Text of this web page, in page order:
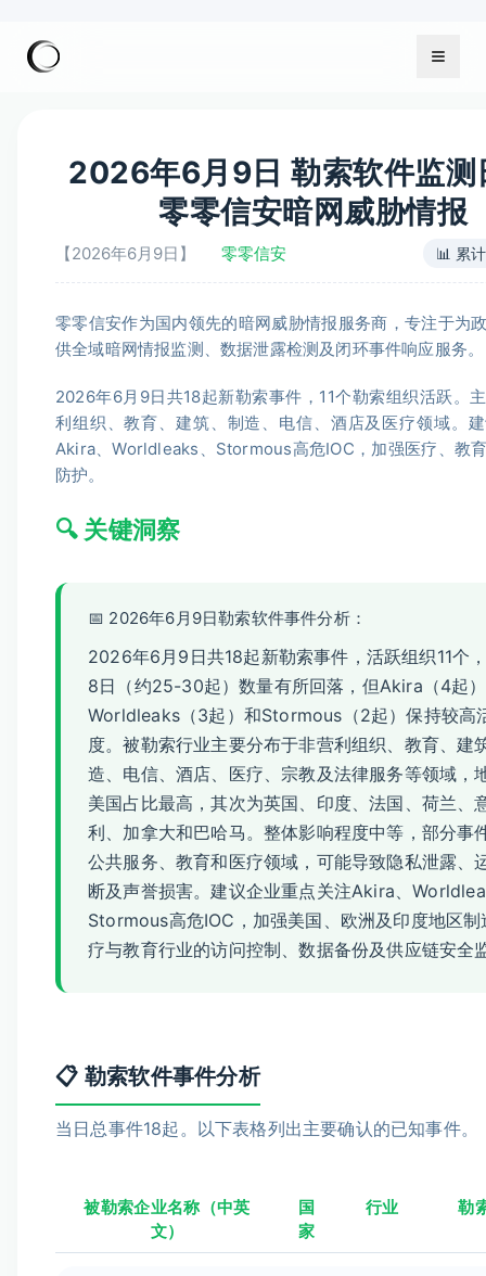
2026年6月9日 勒索软件监测
零零信安暗网威胁情报
【2026年6月9日】 零零信安 📊 累
零零信安作为国内领先的暗网威胁情报服务商，专注于为
供全域暗网情报监测、数据泄露检测及闭环事件响应服务。
2026年6月9日共18起新勒索事件，11个勒索组织活跃。
利组织、教育、建筑、制造、电信、酒店及医疗领域。
Akira、Worldleaks、Stormous高危IOC，加强医疗、教
防护。
🔍 关键洞察
📅 2026年6月9日勒索软件事件分析：
2026年6月9日共18起新勒索事件，活跃组织11个
8日（约25-30起）数量有所回落，但Akira（4起
Worldleaks（3起）和Stormous（2起）保持较高
度。被勒索行业主要分布于非营利组织、教育、建
造、电信、酒店、医疗、宗教及法律服务等领域，
美国占比最高，其次为英国、印度、法国、荷兰、
利、加拿大和巴哈马。整体影响程度中等，部分事
公共服务、教育和医疗领域，可能导致隐私泄露、
断及声誉损害。建议企业重点关注Akira、
Stormous高危IOC，加强美国、欧洲及印度地区制
疗与教育行业的访问控制、数据备份及供应链安全
📋 勒索软件事件分析
当日总事件18起。以下表格列出主要确认的已知事件。
被勒索企业名称（中英
文）
国
家
行业 勒